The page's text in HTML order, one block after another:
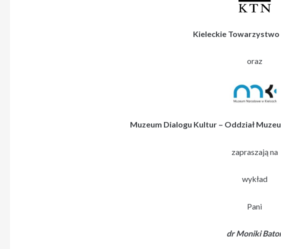
Kieleckie
oraz
Muzeum Dialogu Kultur – Oddział
zapraszają na
wykład
Pani
dr Moniki